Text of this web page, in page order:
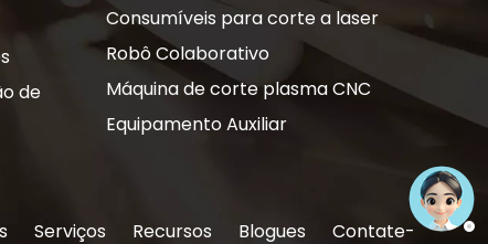
de
Consumíveis para corte a laser
Robô Colaborativo
Máquina de corte plasma CNC
Equipamento Auxiliar
Serviços Recursos Blogues Contate-